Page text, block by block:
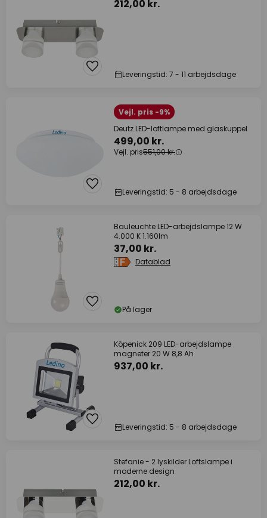
212,00 kr.
Leveringstid: 7 - 11 arbejdsdage
Vejl. pris -9%
Deutz LED-loftlampe med glaskuppel
499,00 kr.
Vejl. pris551,00 kr.
Leveringstid: 5 - 8 arbejdsdage
Bauleuchte LED-arbejdslampe 12 W
4.000 K 1.160lm
37,00 kr.
Datablad
På lager
Köpenick 209 LED-arbejdslampe
magneter 20 W 8,8 Ah
937,00 kr.
Leveringstid: 5 - 8 arbejdsdage
Stefanie - 2 lyskilder Loftslampe i
moderne design
212,00 kr.